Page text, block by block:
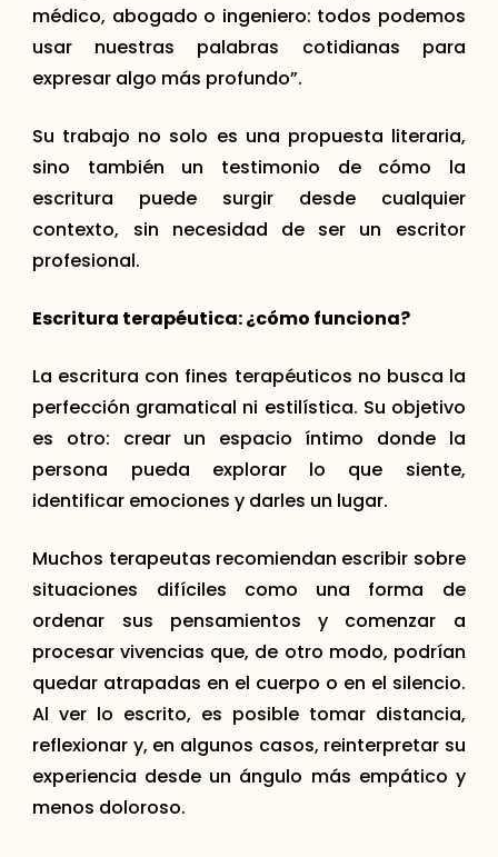
médico, abogado o ingeniero: todos podemos
usar nuestras palabras cotidianas para
expresar algo más profundo”.
Su trabajo no solo es una propuesta literaria,
sino también un testimonio de cómo la
escritura puede surgir desde cualquier
contexto, sin necesidad de ser un escritor
profesional.
Escritura terapéutica:¿cómo funciona?
La escritura con fines terapéuticos no busca la
perfección gramatical ni estilística. Su objetivo
es otro: crear un espacio íntimo donde la
persona pueda explorar lo que siente,
identificar emociones y darles un lugar.
Muchos terapeutas recomiendan escribir sobre
situaciones difíciles como una forma de
ordenar sus pensamientos y comenzar a
procesar vivencias que, de otro modo, podrían
quedar atrapadas en el cuerpo o en el silencio.
Al ver lo escrito, es posible tomar distancia,
reflexionar y, en algunos casos, reinterpretar su
experiencia desde un ángulo más empático y
menos doloroso.